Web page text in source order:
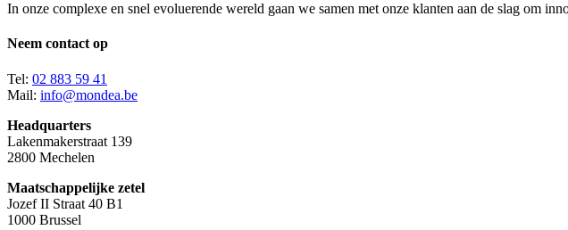
In onze complexe en snel evoluerende wereld gaan we samen met onze klanten aan de slag om
Neem contact op
Tel: 02 883 59 41
Mail: info@mondea.be
Headquarters
Lakenmakerstraat 139
2800 Mechelen
Maatschappelijke zetel
Jozef II Straat 40 B1
1000 Brussel